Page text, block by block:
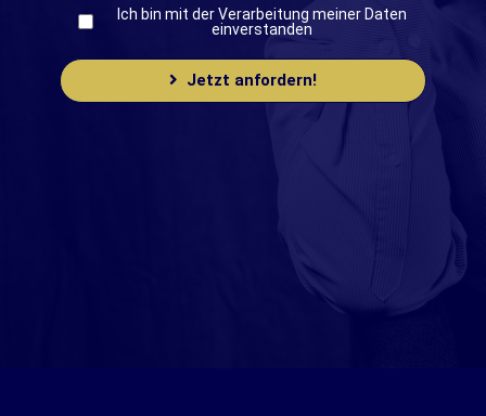
Ich bin mit der Verarbeitung meiner Daten
einverstanden
Jetzt anfordern!